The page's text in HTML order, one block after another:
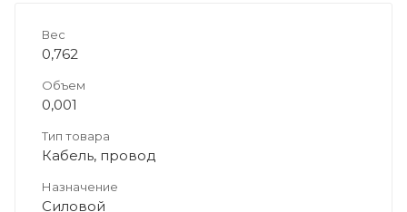
Вес
0,762
Объем
0,001
Тип товара
Кабель, провод
Назначение
Силовой